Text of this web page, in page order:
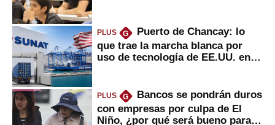
PLUS G
Puerto de Chancay: lo
que trae la marcha blanca por
uso de tecnología de EE.UU. en
PLUS G
Bancos se pondrán duros
con empresas por culpa de El
Niño, ¿por qué será bueno para